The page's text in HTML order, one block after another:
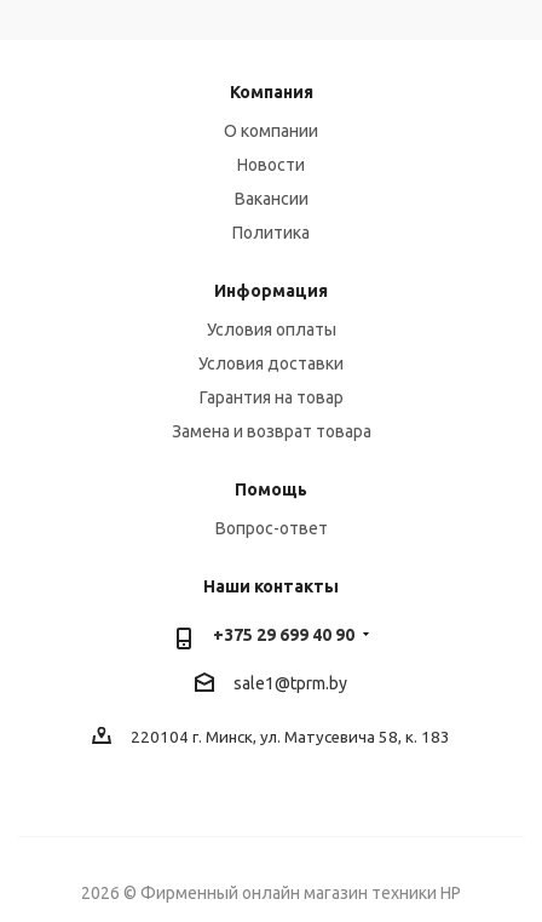
Компания
О компании
Новости
Вакансии
Политика
Информация
Условия оплаты
Условия доставки
Гарантия на товар
Замена и возврат товара
Помощь
Вопрос-ответ
Наши контакты
+375 29 699 40 90
sale1@tprm.by
220104 г. Минск, ул. Матусевича 58, к. 183
2026 © Фирменный онлайн магазин техники HP